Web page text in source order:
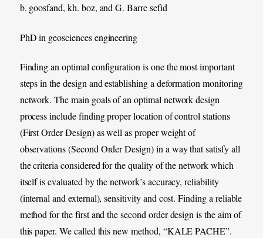
b. goosfand, kh. boz, and G. Barre sefid
PhD in geosciences engineering
Finding an optimal configuration is one the most important
steps in the design and establishing a deformation monitoring
network. The main goals of an optimal network design
process include finding proper location of control stations
(First Order Design) as well as proper weight of
observations (Second Order Design) in a way that satisfy all
the criteria considered for the quality of the network which
itself is evaluated by the network’s accuracy, reliability
(internal and external), sensitivity and cost. Finding a reliable
method for the first and the second order design is the aim of
this paper. We called this new method, “KALE PACHE”.